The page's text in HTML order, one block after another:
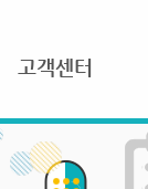
고객센터